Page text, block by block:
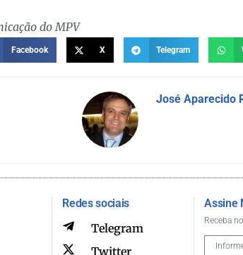
do MPV
Facebook X Telegram
José Aparecido
Redes sociais
Telegram
Twitter
Assine
Receba